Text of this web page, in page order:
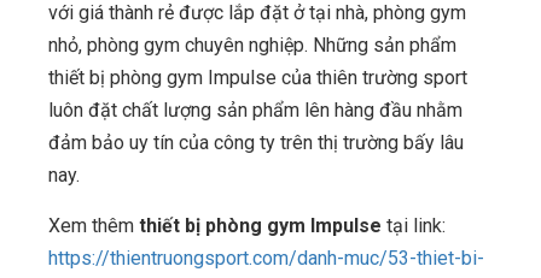
với giá thành rẻ được lắp đặt ở tại nhà, phòng gym
nhỏ, phòng gym chuyên nghiệp. Những sản phẩm
thiết bị phòng gym Impulse của thiên trường sport
luôn đặt chất lượng sản phẩm lên hàng đầu nhằm
đảm bảo uy tín của công ty trên thị trường bấy lâu
nay.
Xem thêm thiết bị phòng gym Impulse tại link:
https://thientruongsport.com/danh-muc/53-thiet-bi-